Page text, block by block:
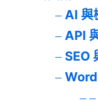
AI 與
API
SEO